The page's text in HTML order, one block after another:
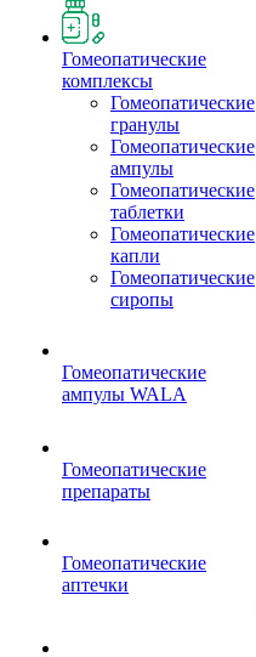
Гомеопатические
комплексы
Гомеопатические
гранулы
Гомеопатические
ампулы
Гомеопатические
таблетки
Гомеопатические
капли
Гомеопатические
сиропы
Гомеопатические
ампулы WALA
Гомеопатические
препараты
Гомеопатические
аптечки